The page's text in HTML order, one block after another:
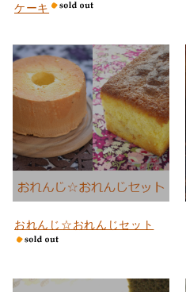
ケーキ
おれんじ☆おれんじセット